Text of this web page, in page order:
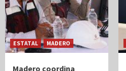
ESTATAL MADERO
Madero coordina